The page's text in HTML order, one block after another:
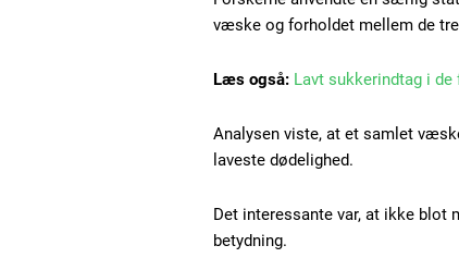
Ut mollis pellentesque tortor
Nullam eu erat condimentum
Orci varius natoque dolor
væske og forholdet mellem de
Læs også: Lavt sukkerindtag i
Analysen viste, at et samlet
laveste dødelighed.
Det interessante var, at ikke blot
betydning.